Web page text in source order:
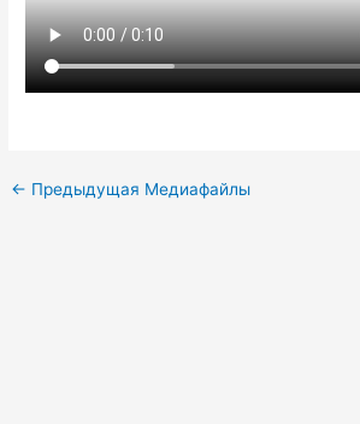
← Предыдущая Медиафайлы